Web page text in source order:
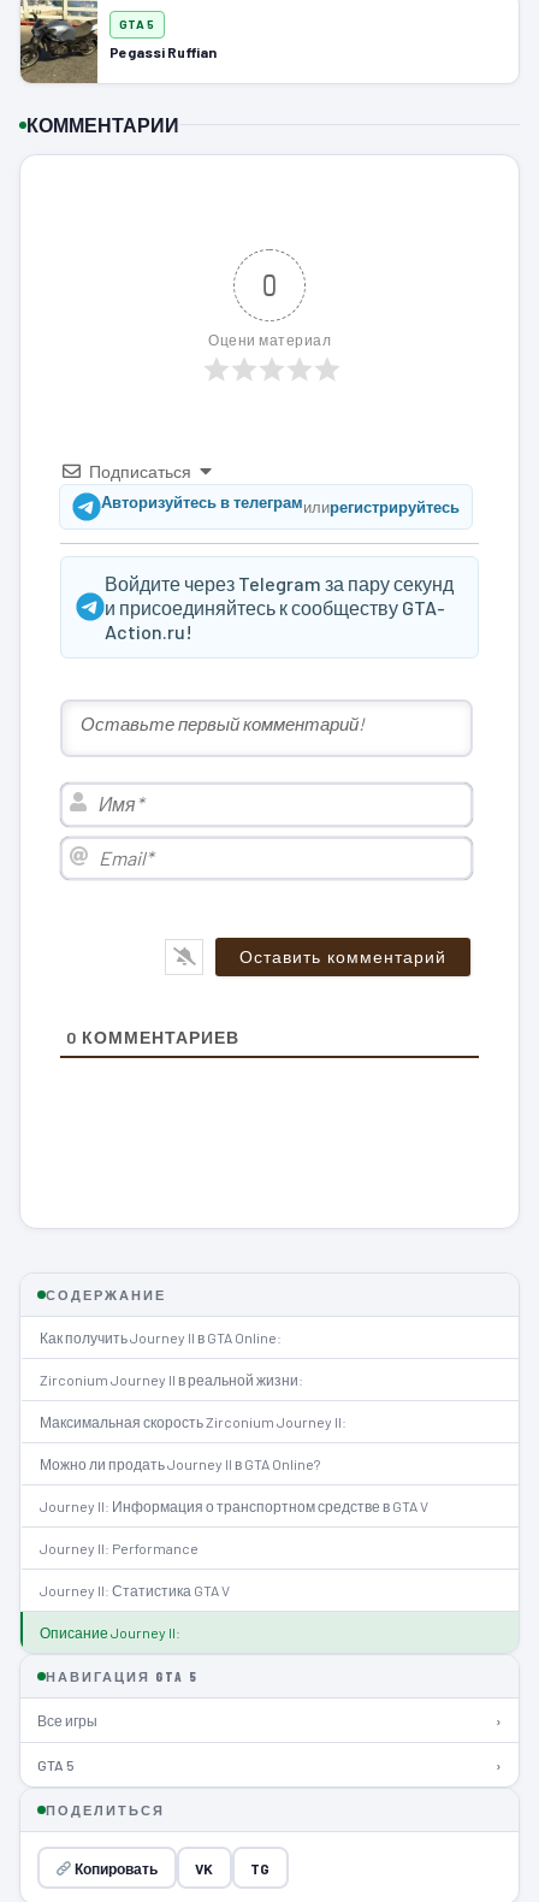
GTA 5
Pegassi Ruffian
КОММЕНТАРИИ
0
Оцени материал
Подписаться
Авторизуйтесь в телеграмилирегистрируйтесь
Войдите через Telegram за пару секунд
и присоединяйтесь к сообществу GTA-
Action.ru!
Имя*
Email*
0 КОММЕНТАРИЕВ
СОДЕРЖАНИЕ
Как получить Journey II в GTA Online:
Zirconium Journey II в реальной жизни:
Максимальная скорость Zirconium Journey II:
Можно ли продать Journey II в GTA Online?
Journey II: Информация о транспортном средстве в GTA V
Journey II: Performance
Journey II: Статистика GTA V
Описание Journey II:
НАВИГАЦИЯ GTA 5
Все игры ›
GTA 5 ›
ПОДЕЛИТЬСЯ
Копировать VK TG